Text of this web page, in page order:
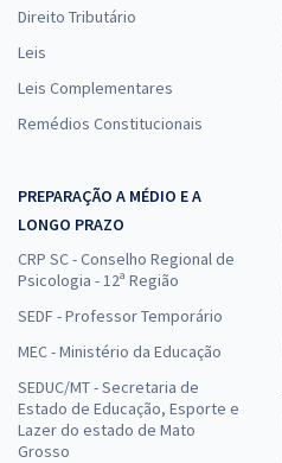
Direito Tributário
Leis
Leis Complementares
Remédios Constitucionais
PREPARAÇÃO A MÉDIO E A
LONGO PRAZO
CRP SC - Conselho Regional de
Psicologia - 12ª Região
SEDF - Professor Temporário
MEC - Ministério da Educação
SEDUC/MT - Secretaria de
Estado de Educação, Esporte e
Lazer do estado de Mato
Grosso